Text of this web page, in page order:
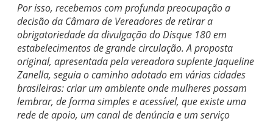
Por isso, recebemos com profunda preocupação a
decisão da Câmara de Vereadores de retirar a
obrigatoriedade da divulgação do Disque 180 em
estabelecimentos de grande circulação. A proposta
original, apresentada pela vereadora suplente Jaqueline
Zanella, seguia o caminho adotado em várias cidades
brasileiras: criar um ambiente onde mulheres possam
lembrar, de forma simples e acessível, que existe uma
rede de apoio, um canal de denúncia e um serviço